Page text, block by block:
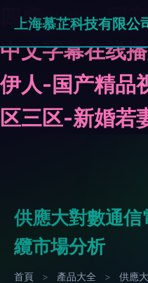
四虎www-国
中文字幕在线
伊人-国产精品
区三区-新婚若
上海慕芷科技有限公
供應大對數通
纜市場分析
首頁 > 產品大全 >
供應